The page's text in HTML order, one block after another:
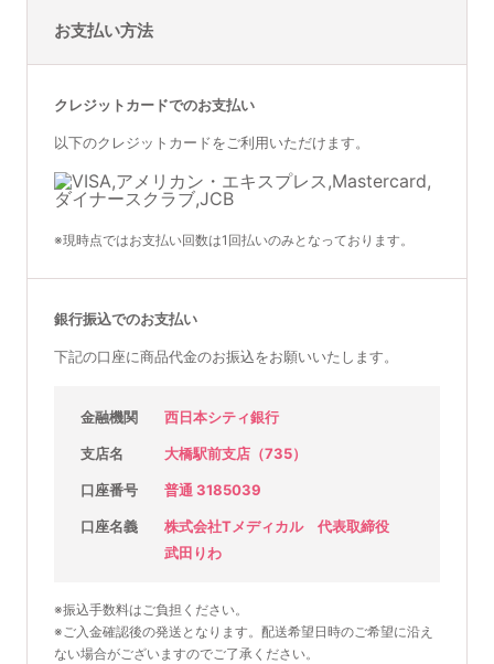
お支払い方法
クレジットカードでのお支払い
以下のクレジットカードをご利用いただけます。
※現時点ではお支払い回数は1回払いのみとなっております。
銀行振込でのお支払い
下記の口座に商品代金のお振込をお願いいたします。
金融機関 西日本シティ銀行
支店名 大橋駅前支店（735）
口座番号 普通 3185039
口座名義
株式会社Tメディカル 代表取締役
武田りわ
※振込手数料はご負担ください。
※ご入金確認後の発送となります。配送希望日時のご希望に沿え
ない場合がございますのでご了承ください。